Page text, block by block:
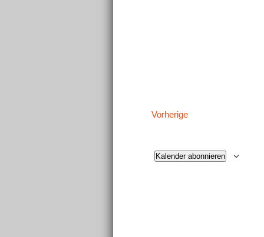
VorherigeVeranstaltungen
Kalender abonnieren